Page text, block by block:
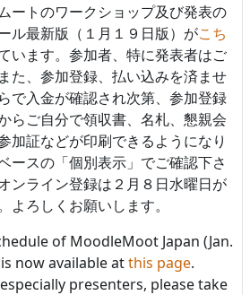
ートのワークショップ及び発表の
ル最新版（１月１９日版）がこち
います。参加者、特に発表者はご
た、参加登録、払い込みを済ませ
で入金が確認され次第、参加登録
らご自分で領収書、名札、懇親会
加証などが印刷できるようになり
ースの「個別表示」でご確認下さ
ンライン登録は２月８日水曜日が
よろしくお願いします。
of MoodleMoot Japan (Jan.
now available atthis page.
presenters, please take